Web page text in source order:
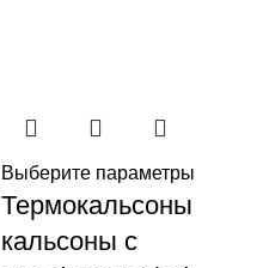
Выберите параметры
Термокальсоны
кальсоны с